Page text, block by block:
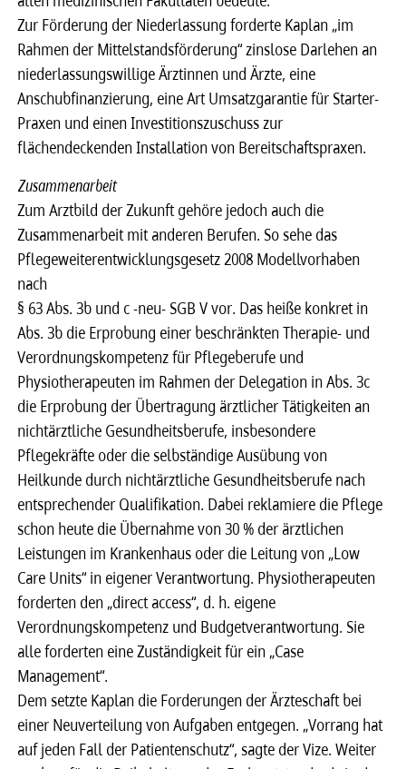
Zur Förderung der Niederlassung forderte Kaplan „im
Rahmen der Mittelstandsförderung“ zinslose Darlehen an
niederlassungswillige Ärztinnen und Ärzte, eine
Anschubfinanzierung, eine Art Umsatzgarantie für Starter-
Praxen und einen Investitionszuschuss zur
flächendeckenden Installation von Bereitschaftspraxen.
Zusammenarbeit
Zum Arztbild der Zukunft gehöre jedoch auch die
Zusammenarbeit mit anderen Berufen. So sehe das
Pflegeweiterentwicklungsgesetz 2008 Modellvorhaben
nach
§ 63 Abs. 3b und c -neu- SGB V vor. Das heiße konkret in
Abs. 3b die Erprobung einer beschränkten Therapie- und
Verordnungskompetenz für Pflegeberufe und
Physiotherapeuten im Rahmen der Delegation in Abs. 3c
die Erprobung der Übertragung ärztlicher Tätigkeiten an
nichtärztliche Gesundheitsberufe, insbesondere
Pflegekräfte oder die selbständige Ausübung von
Heilkunde durch nichtärztliche Gesundheitsberufe nach
entsprechender Qualifikation. Dabei reklamiere die Pflege
schon heute die Übernahme von 30 % der ärztlichen
Leistungen im Krankenhaus oder die Leitung von „Low
Care Units“ in eigener Verantwortung. Physiotherapeuten
forderten den „direct access“, d. h. eigene
Verordnungskompetenz und Budgetverantwortung. Sie
alle forderten eine Zuständigkeit für ein „Case
Management“.
Dem setzte Kaplan die Forderungen der Ärzteschaft bei
einer Neuverteilung von Aufgaben entgegen. „Vorrang hat
auf jeden Fall der Patientenschutz“, sagte der Vize. Weiter